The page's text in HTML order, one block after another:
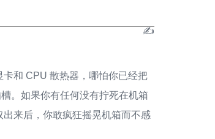
和 CPU 散热器，哪怕你已经把
。如果你有任何没有拧死在机箱
来后，你敢疯狂摇晃机箱而不感